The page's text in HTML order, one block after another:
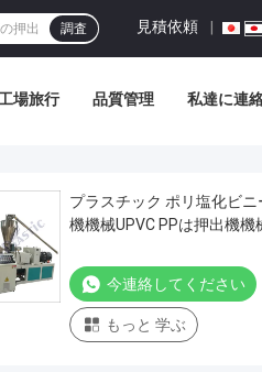
見積依頼
調査
場旅行 品質管理 私達に連
プラスチック ポリ塩化ビ
機機械UPVC PPは押出機機
今連絡してください
もっと 学ぶ